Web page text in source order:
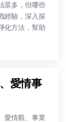
眾多，但哪些
經驗，深入探
化方法，幫助
愛情事
愛情觀、事業